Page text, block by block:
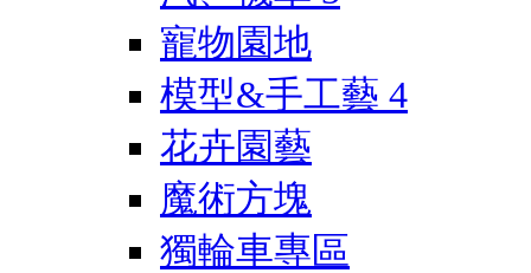
寵物園地
模型&手工藝 4
花卉園藝
魔術方塊
獨輪車專區